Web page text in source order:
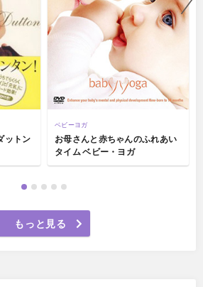
ットン
ベビーヨガ
お母さんと赤ちゃんのふれあい
タイム ベビー・ヨガ
もっと見る